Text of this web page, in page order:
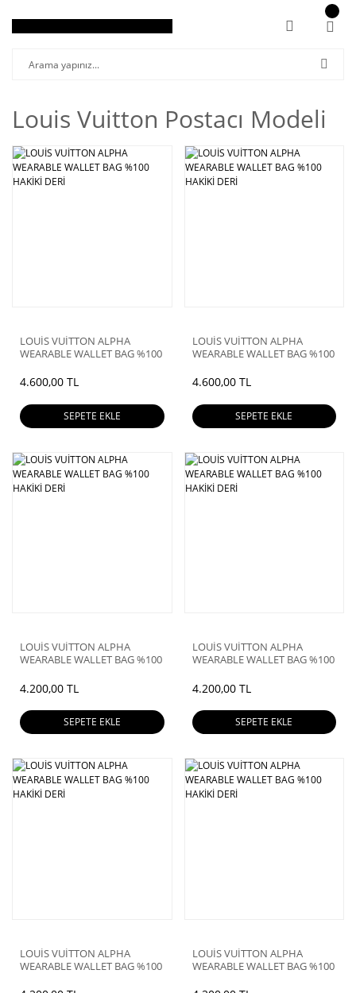
Louis Vuitton Postacı Modeli
LOUİS VUİTTON ALPHA
WEARABLE WALLET BAG %100
4.600,00 TL
SEPETE EKLE
LOUİS VUİTTON ALPHA
WEARABLE WALLET BAG %100
4.600,00 TL
SEPETE EKLE
LOUİS VUİTTON ALPHA
WEARABLE WALLET BAG %100
4.200,00 TL
SEPETE EKLE
LOUİS VUİTTON ALPHA
WEARABLE WALLET BAG %100
4.200,00 TL
SEPETE EKLE
LOUİS VUİTTON ALPHA
WEARABLE WALLET BAG %100
LOUİS VUİTTON ALPHA
WEARABLE WALLET BAG %100